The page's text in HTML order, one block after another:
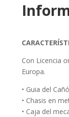
Con Licencia
Europa.
• Guia del
• Chasis en
• Caja del